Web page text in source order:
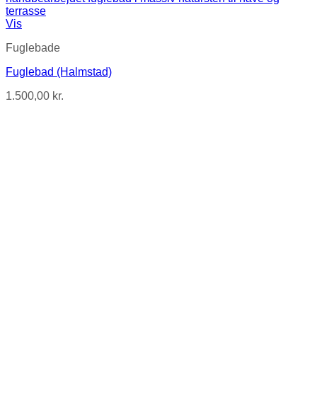
Vis
Fuglebade
Fuglebad (Halmstad)
1.500,00 kr.